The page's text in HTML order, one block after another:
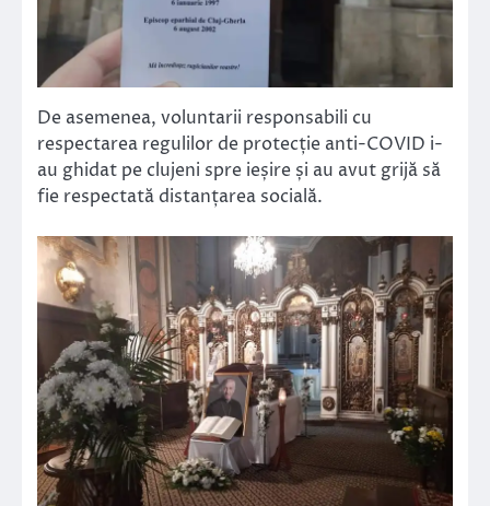
De asemenea, voluntarii responsabili cu
respectarea regulilor de protecție anti-COVID i-
au ghidat pe clujeni spre ieșire și au avut grijă să
fie respectată distanțarea socială.